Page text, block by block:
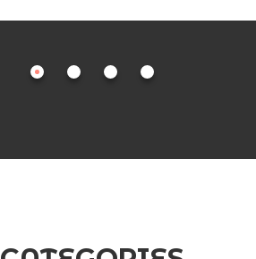
( 16 Sales )